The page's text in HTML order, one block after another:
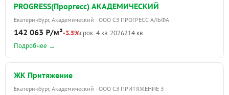
PROGRESS(Проргесс) АКАДЕМИЧЕСКИЙ
Екатеринбург, Академический · ООО СЗ ПРОГРЕСС АЛЬФА
142 063 ₽/м²-3.5%срок: 4 кв. 2026214 кв.
Подробнее →
ЖК Притяжение
Екатеринбург, Академический · ООО СЗ ПРИТЯЖЕНИЕ 3